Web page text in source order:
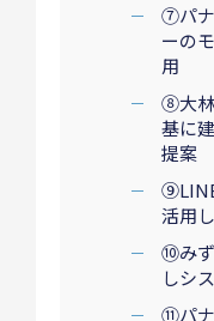
⑦パナ
ーの
用
⑧大林
基に
提案
活用
⑩みず
しシ
⑪パナ